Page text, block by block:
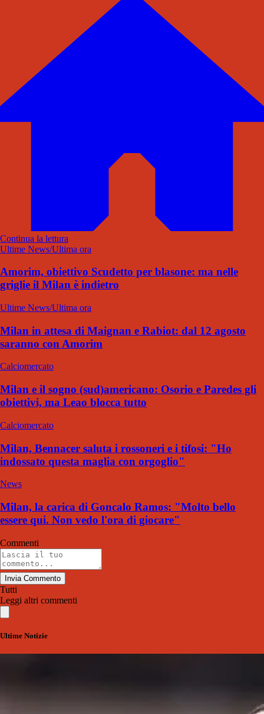
Continua la lettura
Ultime News/Ultima ora
Amorim, obiettivo Scudetto per blasone: ma nelle
griglie il Milan è indietro
Ultime News/Ultima ora
Milan in attesa di Maignan e Rabiot: dal 12 agosto
saranno con Amorim
Calciomercato
Milan e il sogno (sud)americano: Osorio e Paredes gli
obiettivi, ma Leao blocca tutto
Calciomercato
Milan, Bennacer saluta i rossoneri e i tifosi: "Ho
indossato questa maglia con orgoglio"
News
Milan, la carica di Goncalo Ramos: "Molto bello
essere qui. Non vedo l'ora di giocare"
Commenti
Invia Commento
Tutti
Leggi altri commenti
Ultime Notizie